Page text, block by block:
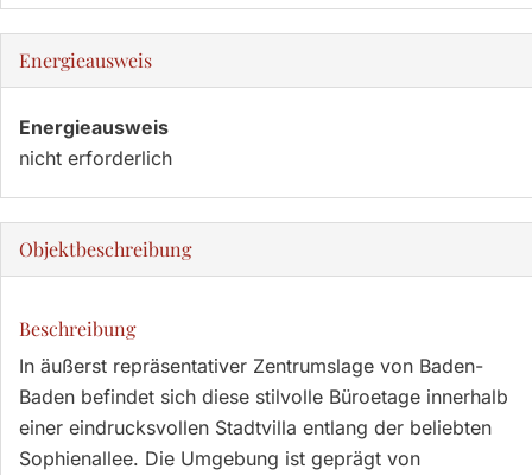
Energieausweis
Energieausweis
nicht erforderlich
Objekt­beschreibung
Beschreibung
In äußerst repräsentativer Zentrumslage von Baden-
Baden befindet sich diese stilvolle Büroetage innerhalb
einer eindrucksvollen Stadtvilla entlang der beliebten
Sophienallee. Die Umgebung ist geprägt von